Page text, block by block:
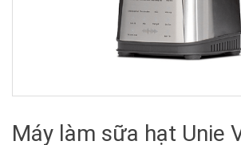
Máy làm sữa hạt Unie